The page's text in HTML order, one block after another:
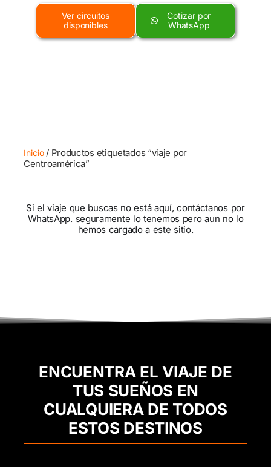
Ver circuitos
disponibles
Cotizar por
WhatsApp
Inicio/ Productos etiquetados “viaje por
Centroamérica”
Si el viaje que buscas no está aquí, contáctanos por
WhatsApp. seguramente lo tenemos pero aun no lo
hemos cargado a este sitio.
ENCUENTRA EL VIAJE DE
TUS SUEÑOS EN
CUALQUIERA DE TODOS
ESTOS DESTINOS